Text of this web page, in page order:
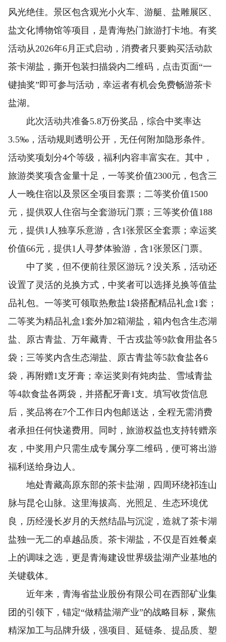
风光绝佳。景区包含观光小火车、游艇、盐雕展区、
盐文化博物馆等项目，是青海热门旅游打卡地。有奖
活动从2026年6月正式启动，消费者只要购买活动款
茶卡湖盐，撕开包装扫描袋内二维码，点击页面“一
键抽奖”即可参与活动，幸运者有机会免费畅游茶卡
盐湖。
此次活动共准备5.8万份奖品，综合中奖率达
3.5‰，活动规则透明公开，无任何附加隐形条件。
活动奖项划分4个等级，福利内容丰富实在。其中，
旅游类奖项含金量十足，一等奖价值2300元，包含三
人一晚住宿以及景区全项目套票；二等奖价值1500
元，提供双人住宿与全套游玩门票；三等奖价值188
元，提供1人独享乐意游，含1张景区全套票；幸运奖
价值66元，提供1人寻梦体验游，含1张景区门票。
中了奖，但不便前往景区游玩？没关系，活动还
设置了灵活的兑换方式，中奖者可以选择兑换等值盐
品礼包。一等奖可领取热敷盐1袋搭配精品礼盒1套；
二等奖为精品礼盒1套外加2箱湖盐，箱内包含生态湖
盐、原古青盐、万年藏青、千古戎盐等9款食用盐各5
袋；三等奖内含生态湖盐、原古青盐等5款食盐各6
袋，再附赠1支牙膏；幸运奖则有炖肉盐、雪域青盐
等4款食盐各两袋，并搭配牙膏1支。填写收货信息
后，奖品将在7个工作日内包邮送达，全程无需消费
者承担任何快递费用。同时，旅游权益也支持转赠亲
友，中奖用户只需生成专属分享二维码，便可将出游
福利送给身边人。
地处青藏高原东部的茶卡盐湖，四周环绕祁连山
脉与昆仑山脉。这里海拔高、光照足、生态环境优
良，历经漫长岁月的天然结晶与沉淀，造就了茶卡湖
盐独一无二的卓越品质。茶卡湖盐，不仅是百姓餐桌
上的调味之选，更是青海建设世界级盐湖产业基地的
关键载体。
近年来，青海省盐业股份有限公司在西部矿业集
团的引领下，锚定“做精盐湖产业”的战略目标，聚焦
精深加工与品牌升级，强项目、延链条、提品质、塑